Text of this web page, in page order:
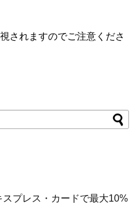
されますのでご注意くださ
スプレス・カードで最大10%